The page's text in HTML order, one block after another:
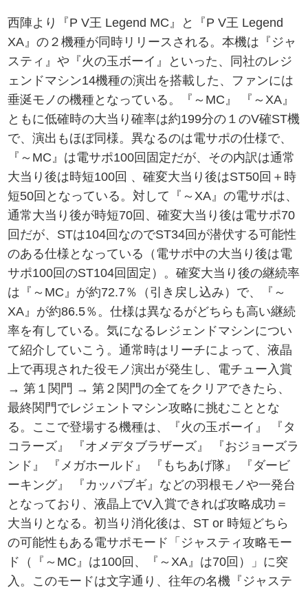
西陣より『P V王 Legend MC』と『P V王 Legend
XA』の２機種が同時リリースされる。本機は『ジャ
スティ』や『火の玉ボーイ』といった、同社のレジ
ェンドマシン14機種の演出を搭載した、ファンには
垂涎モノの機種となっている。『～MC』 『～XA』
ともに低確時の大当り確率は約199分の１のV確ST機
で、演出もほぼ同様。異なるのは電サポの仕様で、
『～MC』は電サポ100回固定だが、その内訳は通常
大当り後は時短100回 、確変大当り後はST50回＋時
短50回となっている。対して『～XA』の電サポは、
通常大当り後が時短70回、確変大当り後は電サポ70
回だが、STは104回なのでST34回が潜伏する可能性
のある仕様となっている（電サポ中の大当り後は電
サポ100回のST104回固定）。確変大当り後の継続率
は『～MC』が約72.7％（引き戻し込み）で、『～
XA』が約86.5％。仕様は異なるがどちらも高い継続
率を有している。気になるレジェンドマシンについ
て紹介していこう。通常時はリーチによって、液晶
上で再現された役モノ演出が発生し、電チュー入賞
→ 第１関門 → 第２関門の全てをクリアできたら、
最終関門でレジェントマシン攻略に挑むこととな
る。ここで登場する機種は、『火の玉ボーイ』 『タ
コラーズ』 『オメデタブラザーズ』 『おジョーズラ
ンド』 『メガホールド』 『もちあげ隊』 『ダービ
ーキング』 『カッパブギ』などの羽根モノや一発台
となっており、液晶上でV入賞できれば攻略成功＝
大当りとなる。初当り消化後は、ST or 時短どちら
の可能性もある電サポモード「ジャスティ攻略モー
ド（『～MC』は100回、『～XA』は70回）」に突
入。このモードは文字通り、往年の名機『ジャステ